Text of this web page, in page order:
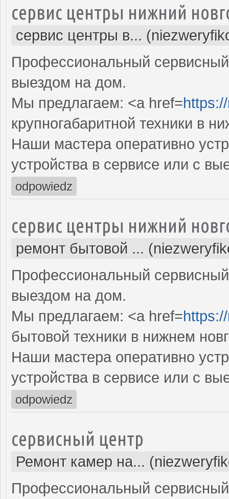
сервис центры нижний
сервис центры в...
Профессиональный
выездом на дом.
Мы предлагаем: <a href=
крупногабаритной техники в
Наши мастера оперативно
устройства в сервисе или с
odpowiedz
сервис центры нижний
ремонт бытовой ...
Профессиональный
выездом на дом.
Мы предлагаем: <a href=
бытовой техники в нижнем
Наши мастера оперативно
устройства в сервисе или с
odpowiedz
сервисный центр
Ремонт камер на...
Профессиональный